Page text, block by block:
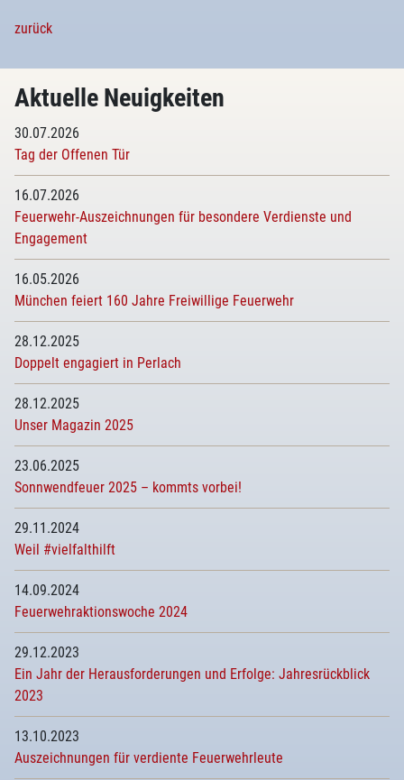
zurück
Aktuelle Neuigkeiten
30.07.2026
Tag der Offenen Tür
16.07.2026
Feuerwehr-Auszeichnungen für besondere Verdienste und
Engagement
16.05.2026
München feiert 160 Jahre Freiwillige Feuerwehr
28.12.2025
Doppelt engagiert in Perlach
28.12.2025
Unser Magazin 2025
23.06.2025
Sonnwendfeuer 2025 – kommts vorbei!
29.11.2024
Weil #vielfalthilft
14.09.2024
Feuerwehraktionswoche 2024
29.12.2023
Ein Jahr der Herausforderungen und Erfolge: Jahresrückblick
2023
13.10.2023
Auszeichnungen für verdiente Feuerwehrleute